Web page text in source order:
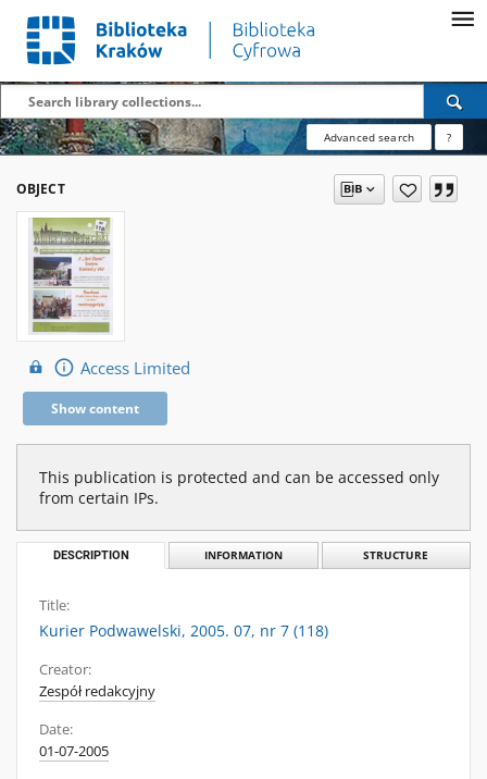
Advanced search ?
OBJECT
Access Limited
Show content
This publication is protected and can be accessed only
from certain IPs.
DESCRIPTION INFORMATION STRUCTURE
Title:
Kurier Podwawelski, 2005. 07, nr 7 (118)
Creator:
Zespół redakcyjny
Date:
01-07-2005